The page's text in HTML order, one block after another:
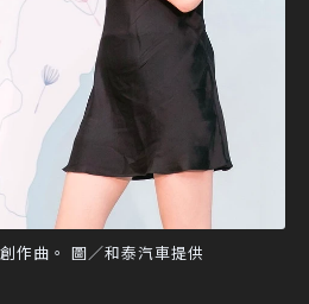
作曲。 圖／和泰汽車提供